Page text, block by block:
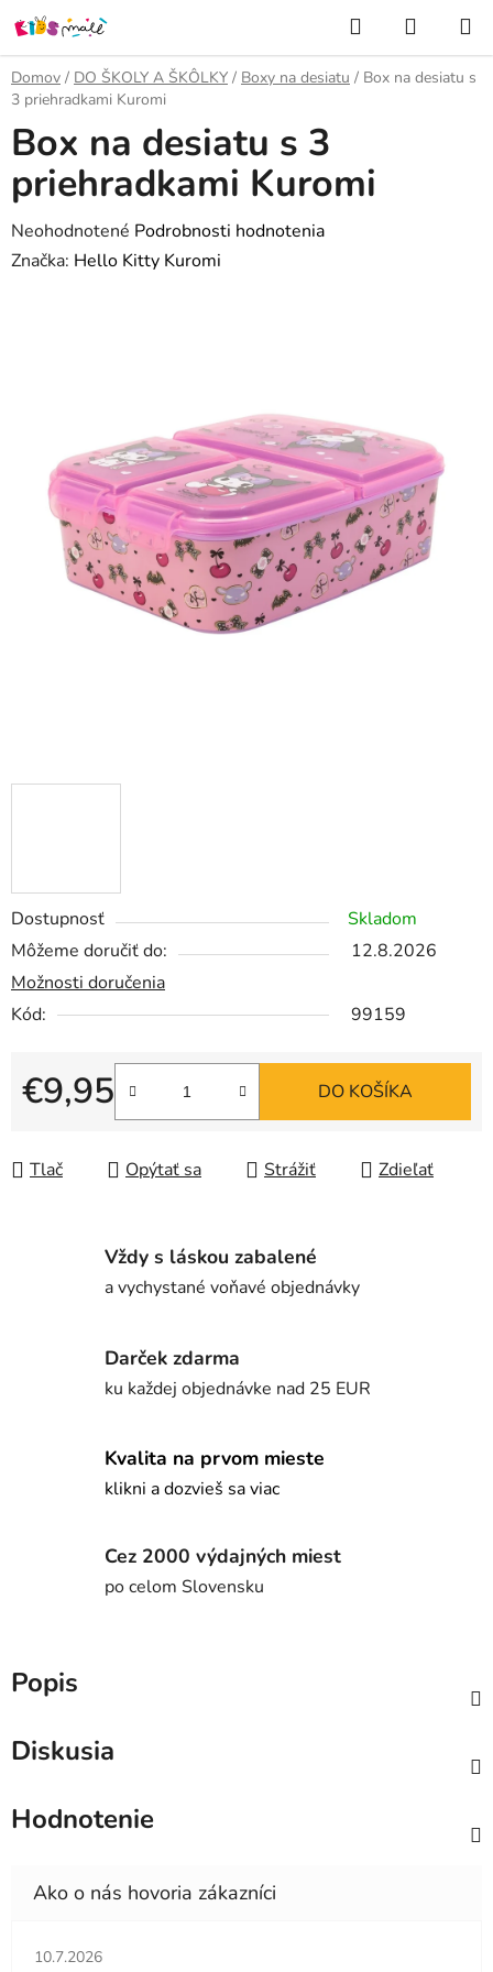
Prejsť
na
obsah
Hľadať
KOŠÍK
Domov / DO ŠKOLY A ŠKÔLKY / Boxy na desiatu / Box na desiatu s
3 priehradkami Kuromi
Dostupnosť
Skladom
Môžeme doručiť do:
12.8.2026
Možnosti doručenia
Kód:
99159
€9,95
Jednotková cena:
DO KOŠÍKA
Tlač Opýtať sa Strážiť Zdieľať
Box na desiatu s 3
priehradkami Kuromi
Priemerné
hodnotenie
Neohodnotené Podrobnosti hodnotenia
Značka: Hello Kitty Kuromi
Vždy s láskou zabalené
a vychystané voňavé objednávky
Darček zdarma
ku každej objednávke nad 25 EUR
Kvalita na prvom mieste
klikni a dozvieš sa viac
Cez 2000 výdajných miest
po celom Slovensku
Popis
Diskusia
Hodnotenie
Hodnotenie obchodu je 5 z 5 hviezdičiek.
10.7.2026